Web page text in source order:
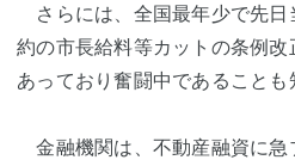
さらには、全国最年少で先日
約の市長給料等カットの条例
あっており奮闘中であることも
金融機関は、不動産融資に急